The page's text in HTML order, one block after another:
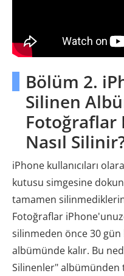
Bölüm 2.
Silinen
Fotoğraflar
Nasıl
iPhone kullanıcıları
kutusu simgesine
tamamen
Fotoğraflar
silinmeden önce 30
albümünde kalır. Bu
Silinenler" albümünden